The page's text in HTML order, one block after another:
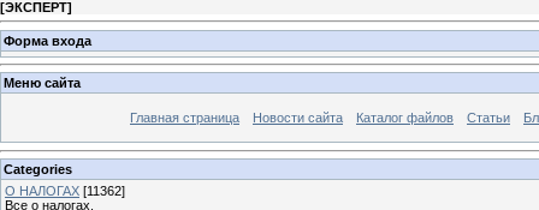
[ЭКСПЕРТ]
Форма входа
Меню сайта
Главная страница Новости сайта Каталог файлов Статьи
Categories
О НАЛОГАХ [11362]
Все о налогах.